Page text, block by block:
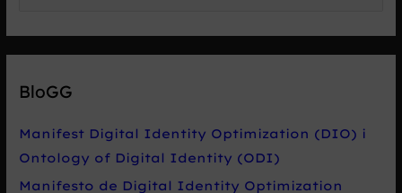
h
l
a
t
p
BloGG
Manifest Digital Identity Optimization (DIO) i
Ontology of Digital Identity (ODI)
Manifesto de Digital Identity Optimization